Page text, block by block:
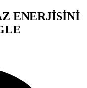
ENERJİSİNİ